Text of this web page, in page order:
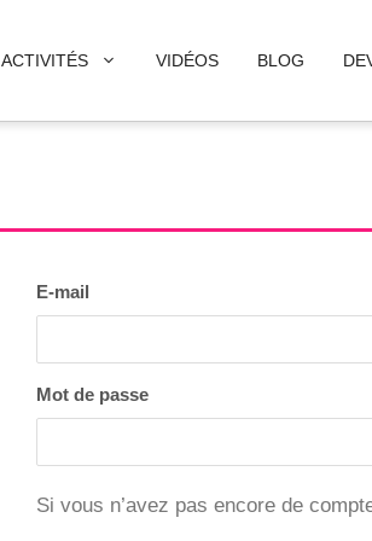
ACTIVITÉS VIDÉOS BLOG
E-mail
Mot de passe
Si vous n’avez pas encore de